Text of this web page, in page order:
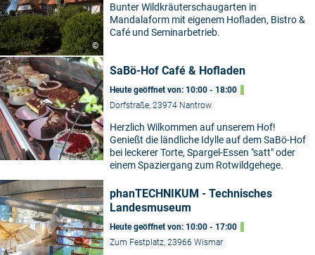
©
Bunter Wildkräuterschaugarten in
Mandalaform mit eigenem Hofladen, Bistro &
Café und Seminarbetrieb.
©
SaBö-Hof Café & Hofladen
Heute geöffnet von: 10:00 - 18:00
Dorfstraße, 23974 Nantrow
Herzlich Wilkommen auf unserem Hof!
Genießt die ländliche Idylle auf dem SaBö-Hof
bei leckerer Torte, Spargel-Essen "satt" oder
einem Spaziergang zum Rotwildgehege.
phanTECHNIKUM - Technisches
Landesmuseum
Heute geöffnet von: 10:00 - 17:00
Zum Festplatz, 23966 Wismar